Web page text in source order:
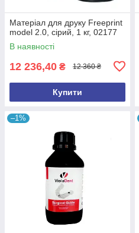
Матеріал для друку Freeprint
model 2.0, сірий, 1 кг, 02177
В наявності
12 236,40 ₴ 12 360 ₴
Купити
–1%